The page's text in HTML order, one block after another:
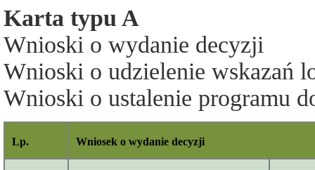
Karta typu A
Wnioski o wydanie decyzji
Wnioski o udzielenie wskazań
Wnioski o ustalenie programu
Lp. Wniosek o wydanie decyzji